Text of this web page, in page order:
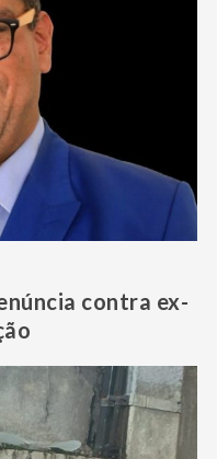
contra ex-